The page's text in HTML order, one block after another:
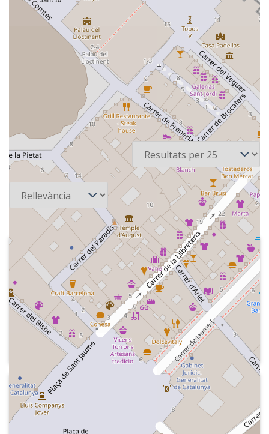
3 recursos Per pàgina
Ordena
2014-11-17
Radio Nacional de España - Fin de
siglo
Careta del programa i fragment d'una
entrevista al polític del Partitdo
Comunista de España, Santiago
Carrillo.
Crèdits del programa.
Radio Nacional de España - Fin de